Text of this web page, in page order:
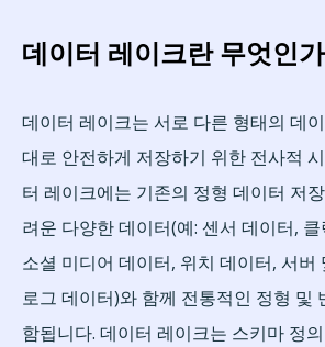
데이터 레이크란 무엇인
데이터 레이크는 서로 다른 형태의 데
대로 안전하게 저장하기 위한 전사적
터 레이크에는 기존의 정형 데이터 저
려운 다양한 데이터(예: 센서 데이터,
소셜 미디어 데이터, 위치 데이터, 서버
로그 데이터)와 함께 전통적인 정형 및
함됩니다. 데이터 레이크는 스키마 정